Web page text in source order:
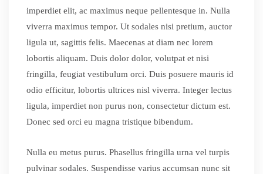
imperdiet elit, ac maximus neque pellentesque in. Nulla
viverra maximus tempor. Ut sodales nisi pretium, auctor
ligula ut, sagittis felis. Maecenas at diam nec lorem
lobortis aliquam. Duis dolor dolor, volutpat et nisi
fringilla, feugiat vestibulum orci. Duis posuere mauris id
odio efficitur, lobortis ultrices nisl viverra. Integer lectus
ligula, imperdiet non purus non, consectetur dictum est.
Donec sed orci eu magna tristique bibendum.
Nulla eu metus purus. Phasellus fringilla urna vel turpis
pulvinar sodales. Suspendisse varius accumsan nunc sit